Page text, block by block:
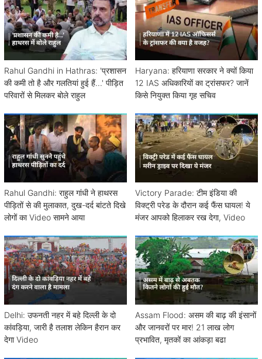
Rahul Gandhi in Hathras: 'प्रशासन
की कमी तो है और गलतियां हुई हैं...' पीड़ित
परिवारों से मिलकर बोले राहुल
Haryana: हरियाणा सरकार ने क्यों किया
12 IAS अधिकारियों का ट्रांसफर? जानें
किसे नियुक्त किया गृह सचिव
Rahul Gandhi: राहुल गांधी ने हाथरस
पीड़ितों से की मुलाकात, दुख-दर्द बांटते दिखे
लोगों का Video सामने आया
Victory Parade: टीम इंडिया की
विक्ट्री परेड के दौरान कई फैंस घायल! ये
मंजर आपको हिलाकर रख देगा, Video
Delhi: उफनती नहर में बहे दिल्ली के दो
कांवड़िया, जारी है तलाश लेकिन हैरान कर
देगा Video
Assam Flood: असम की बाढ़ की इंसानों
और जानवरों पर मार! 21 लाख लोग
प्रभावित, मृतकों का आंकड़ा बढा